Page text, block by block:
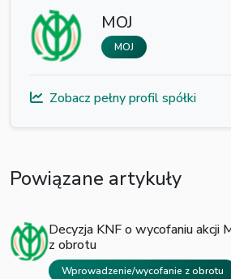
MOJ
MOJ
Zobacz pełny profil spółki
Powiązane artykuły
Decyzja KNF o wycofaniu akcji
z obrotu
Wprowadzenie/wycofanie z obrotu